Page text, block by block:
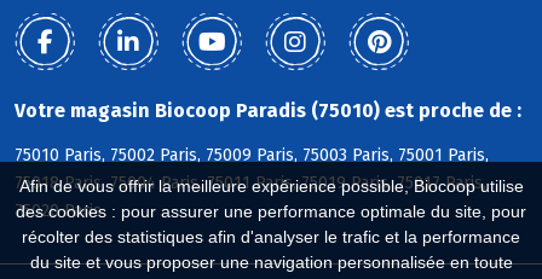
Afin de vous offrir la meilleure expérience possible, Biocoop utilise
des cookies : pour assurer une performance optimale du site, pour
récolter des statistiques afin d'analyser le trafic et la performance
du site et vous proposer une navigation personnalisée en toute
Votre magasin Biocoop Paradis (75010) est proche de :
75010 Paris, 75002 Paris, 75009 Paris, 75003 Paris, 75001 Paris,
75018 Paris, 75004 Paris, 75011 Paris, 75019 Paris, 75017 Paris,
75020 Paris